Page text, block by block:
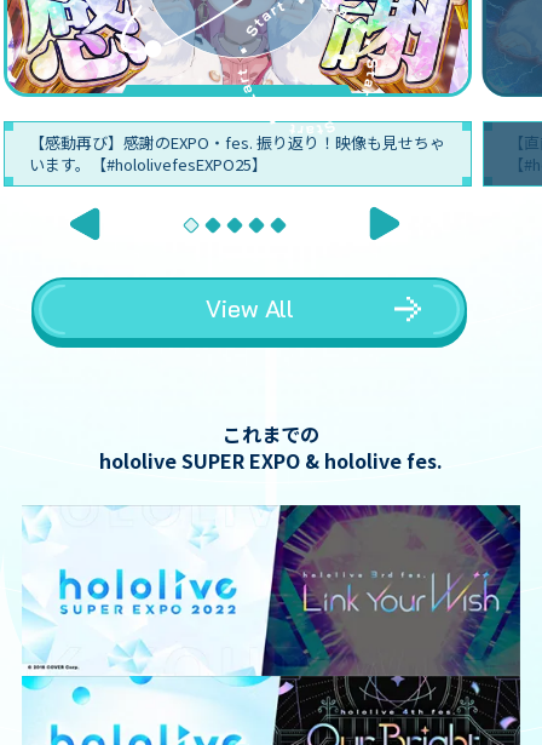
View All
【感動再び】感謝のEXPO・fes. 振り返り！映像も見せちゃ
います。【#hololivefesEXPO25】
【
【
これまでの
hololive SUPER EXPO & hololive fes.